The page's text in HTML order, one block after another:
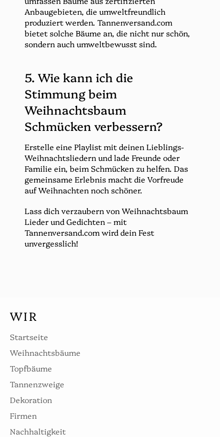
Anbaugebieten, die umweltfreundlich
produziert werden. Tannenversand.com
bietet solche Bäume an, die nicht nur schön,
sondern auch umweltbewusst sind.
5. Wie kann ich die
Stimmung beim
Weihnachtsbaum
Schmücken verbessern?
Erstelle eine Playlist mit deinen Lieblings-
Weihnachtsliedern und lade Freunde oder
Familie ein, beim Schmücken zu helfen. Das
gemeinsame Erlebnis macht die Vorfreude
auf Weihnachten noch schöner.
Lass dich verzaubern von Weihnachtsbaum
Lieder und Gedichten – mit
Tannenversand.com wird dein Fest
unvergesslich!
WIR
Startseite
Weihnachtsbäume
Topfbäume
Tannenzweige
Dekoration
Firmen
Nachhaltigkeit